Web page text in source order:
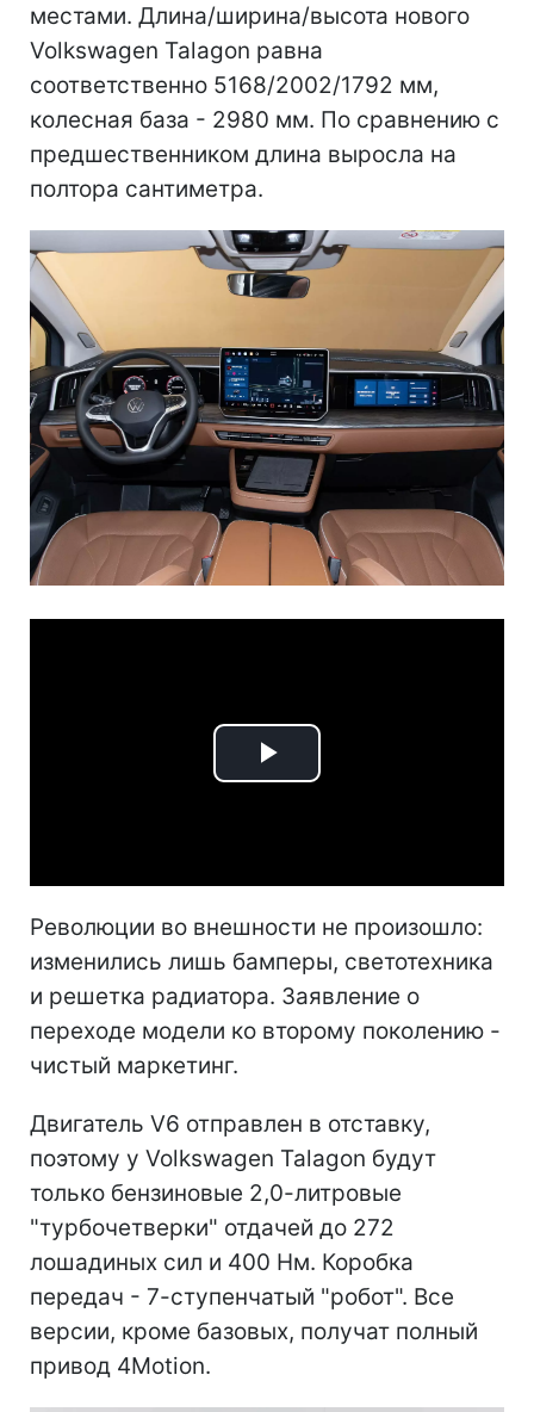
местами. Длина/ширина/высота нового
Volkswagen Talagon равна
соответственно 5168/2002/1792 мм,
колесная база - 2980 мм. По сравнению с
предшественником длина выросла на
полтора сантиметра.
Play
Революции во внешности не произошло:
изменились лишь бамперы, светотехника
и решетка радиатора. Заявление о
переходе модели ко второму поколению -
чистый маркетинг.
Двигатель V6 отправлен в отставку,
поэтому у Volkswagen Talagon будут
только бензиновые 2,0-литровые
"турбочетверки" отдачей до 272
лошадиных сил и 400 Нм. Коробка
передач - 7-ступенчатый "робот". Все
версии, кроме базовых, получат полный
привод 4Motion.